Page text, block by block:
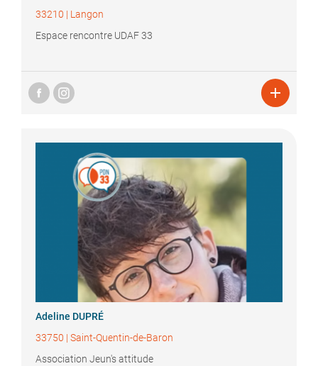
33210 | Langon
Espace rencontre UDAF 33

Adeline DUPRÉ
33750 | Saint-Quentin-de-Baron
Association Jeun's attitude